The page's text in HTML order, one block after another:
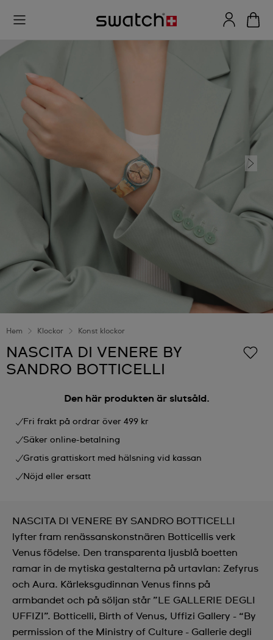
Hem Klockor Konst klockor
NASCITA DI VENERE BY
SANDRO BOTTICELLI
Den här produkten är slutsåld.
Fri frakt på ordrar över 499 kr
Säker online-betalning
Gratis grattiskort med hälsning vid kassan
Nöjd eller ersatt
NASCITA DI VENERE BY SANDRO BOTTICELLI
lyfter fram renässanskonstnären Botticellis verk
Venus födelse. Den transparenta ljusblå boetten
ramar in de mytiska gestalterna på urtavlan: Zefyrus
och Aura. Kärleksgudinnan Venus finns på
armbandet och på söljan står ”LE GALLERIE DEGLI
UFFIZI”. Botticelli, Birth of Venus, Uffizi Gallery - “By
permission of the Ministry of Culture - Gallerie degli